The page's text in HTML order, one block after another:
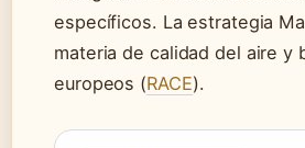
específicos. La estrategia
materia de calidad del aire y
europeos (RACE).